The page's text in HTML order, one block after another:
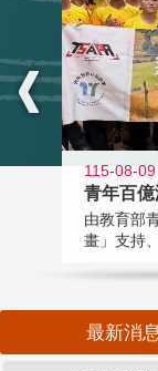
115-08-09
青年百
由教育部
畫」支持
最新消